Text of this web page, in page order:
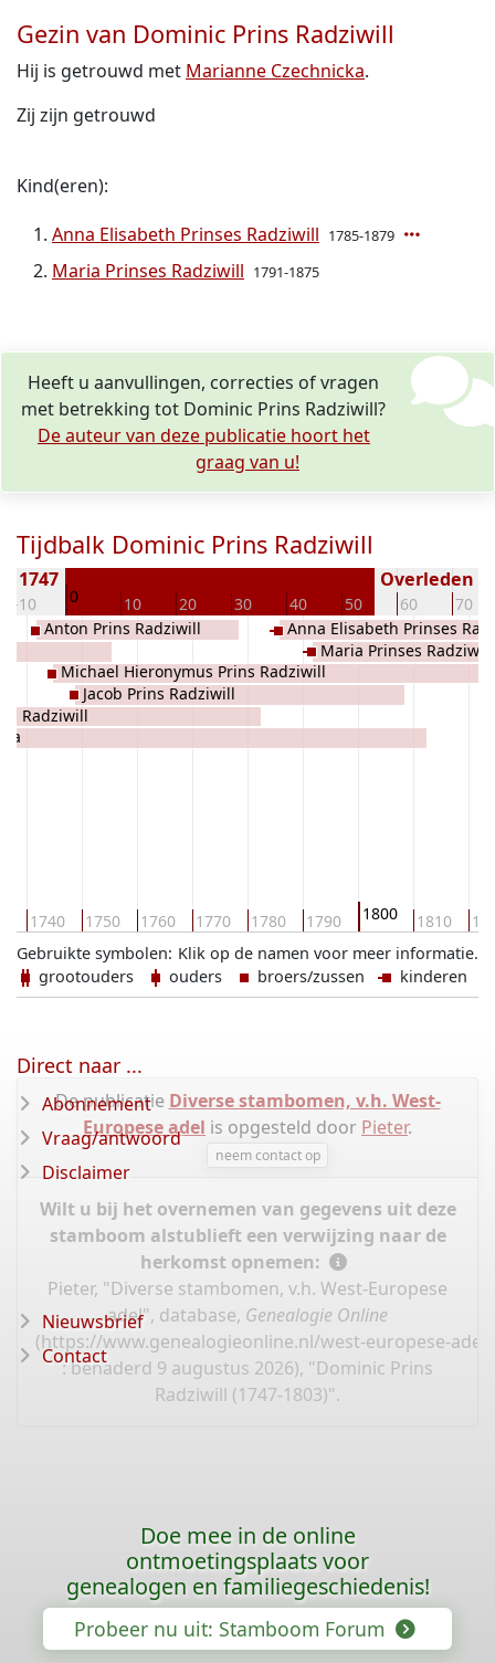
Gezin van Dominic Prins Radziwill
Hij is getrouwd met Marianne Czechnicka.
Zij zijn getrouwd
Kind(eren):
Anna Elisabeth Prinses Radziwill 1785-1879
Maria Prinses Radziwill 1791-1875
Heeft u aanvullingen, correcties of vragen
met betrekking tot Dominic Prins Radziwill?
De auteur van deze publicatie hoort het
graag van u!
Tijdbalk Dominic Prins Radziwill
-10 0 10 20 30 40 50 60 70
1747 Overleden (
1740 1750 1760 1770 1780 1790 1800 1810
Radziwill
Anton Prins Radziwill
Michael Hieronymus Prins Radziwill
Jacob Prins Radziwill
Anna Elisabeth Prinses
Maria Prinses Radziwill
Klik op de namen voor meer informatie.
Gebruikte symbolen:
grootouders
ouders broers/zussen kinderen
De publicatie Diverse stambomen, v.h. West-
Europese adel is opgesteld door Pieter.
neem contact op
Wilt u bij het overnemen van gegevens uit deze
stamboom alstublieft een verwijzing naar de
herkomst opnemen:
Pieter, "Diverse stambomen, v.h. West-Europese
adel", database, Genealogie Online
(https://www.genealogieonline.nl/west-europese-
: benaderd 9 augustus 2026), "Dominic Prins
Radziwill (1747-1803)".
Direct naar ...
Abonnement
Vraag/antwoord
Disclaimer
Nieuwsbrief
Contact
Doe mee in de online
ontmoetingsplaats voor
genealogen en familiegeschiedenis!
Probeer nu uit: Stamboom Forum